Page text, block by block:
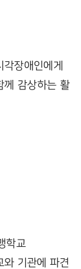
장애인에게
께 감상하는 활
학교
기관에 파견